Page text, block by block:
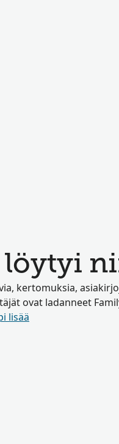
kertomuksia,
ovat ladanneet
lisää